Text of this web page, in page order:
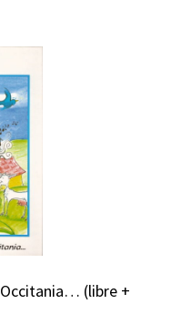
(libre +